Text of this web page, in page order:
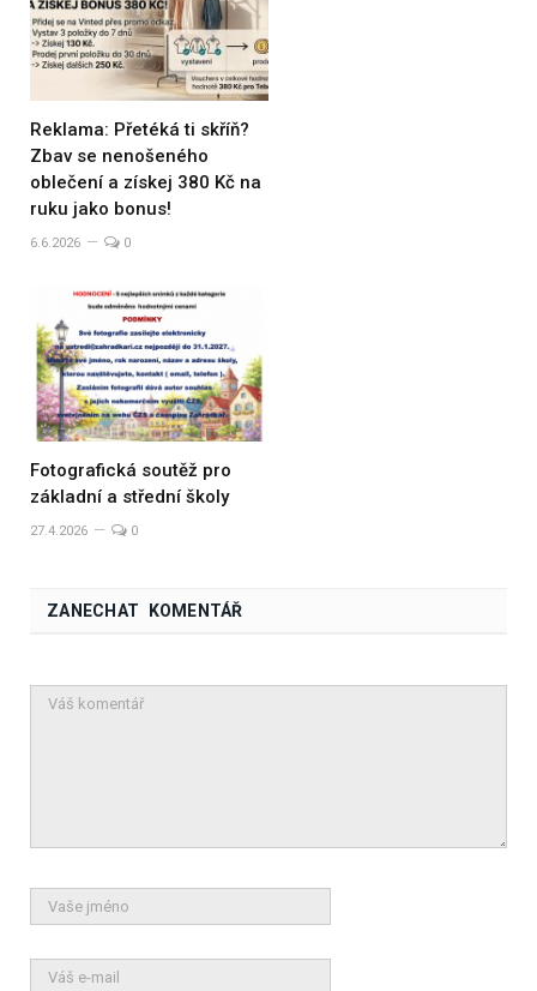
Reklama: Přetéká ti skříň?
Zbav se nenošeného
oblečení a získej 380 Kč na
ruku jako bonus!
6.6.2026 0
Fotografická soutěž pro
základní a střední školy
27.4.2026 0
ZANECHAT KOMENTÁŘ